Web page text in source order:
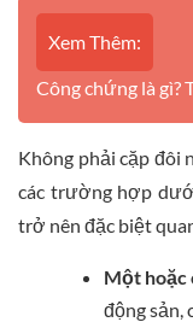
Xem Thêm:
Công chứng là
Không phải cặp đôi
các trường hợp
trở nên đặc biệt
Một hoặc
động sản,